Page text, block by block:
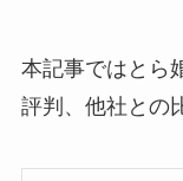
本記事ではとら
評判、他社との